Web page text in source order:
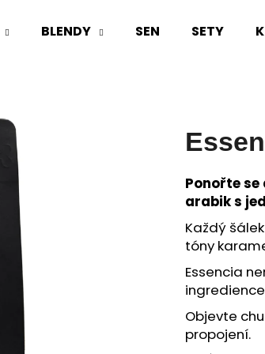
BLENDY SEN SETY
Ponořte
arabik s
Každý
tóny
Essencia
Objevte
propojení.